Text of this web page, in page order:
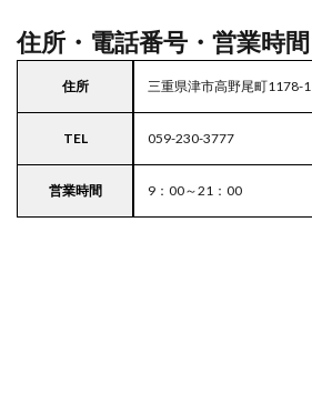
住所・電話番号・営業時間
住所 三重県津市高野尾町1178-1
TEL 059-230-3777
営業時間 9：00～21：00